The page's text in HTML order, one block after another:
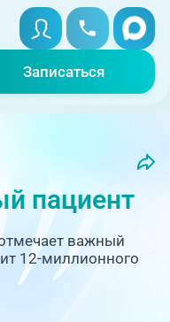
Записаться
Записаться
пациент
важный
12-миллионного